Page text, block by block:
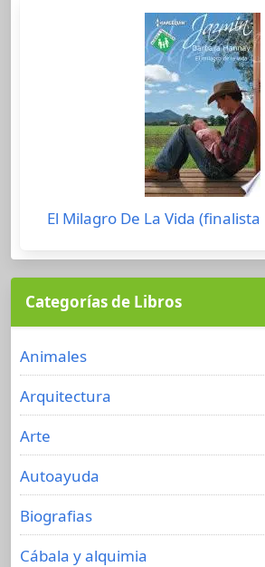
El Milagro De La Vida
Categorías de Libros
Animales
Arquitectura
Arte
Autoayuda
Biografias
Cábala y alquimia